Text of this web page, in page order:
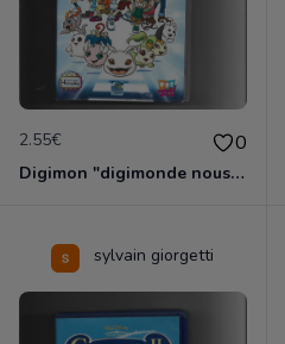
2.55€ 0
Digimon "digimonde nous voila
sylvain giorgetti